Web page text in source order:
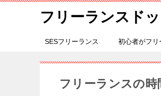
フリーランスド
SESフリーランス 初心者がフ
フリーランスの